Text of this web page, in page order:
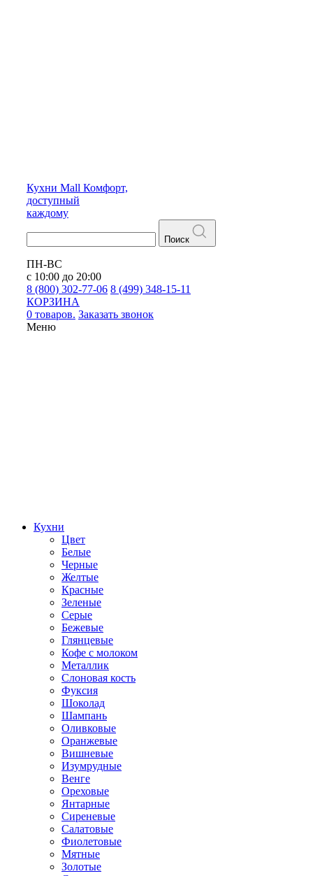
Кухни Mall Комфорт,
доступный
каждому
Поиск
ПН-ВС
с 10:00 до 20:00
8 (800) 302-77-06 8 (499) 348-15-11
КОРЗИНА
0 товаров. Заказать звонок
Меню
Кухни
Цвет
Белые
Черные
Желтые
Красные
Зеленые
Серые
Бежевые
Глянцевые
Кофе с молоком
Металлик
Слоновая кость
Фуксия
Шоколад
Шампань
Оливковые
Оранжевые
Вишневые
Изумрудные
Венге
Ореховые
Янтарные
Сиреневые
Салатовые
Фиолетовые
Мятные
Золотые